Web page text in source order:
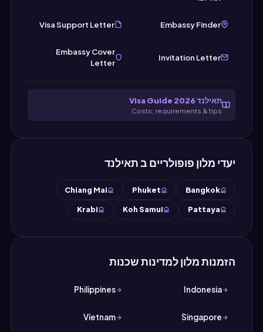
Embassy Finder
Visa Support Letter
Invitation Letter
Embassy Cover
Letter
תאילנד Visa Guide 2026
Costs, requirements & tips
יעדי מלון פופולריים ב תאילנד
Bangkok
Phuket
Chiang Mai
Pattaya
Koh Samui
Krabi
הזמנות מלון למדינות שכנות
Indonesia
Philippines
Singapore
Vietnam